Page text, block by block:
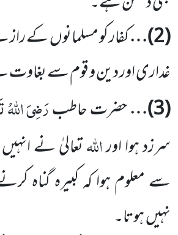
(
2
)…کفار کو مسلمانوںکے راز
غداری اور دین و قوم سے
(
3
)…حضرت حاطبرَضِیَ
سرزد ہوا اوراللّٰہتعالیٰ نے انہیں
سے معلوم ہوا کہ کبیرہ گناہ
نہیںہوتا۔